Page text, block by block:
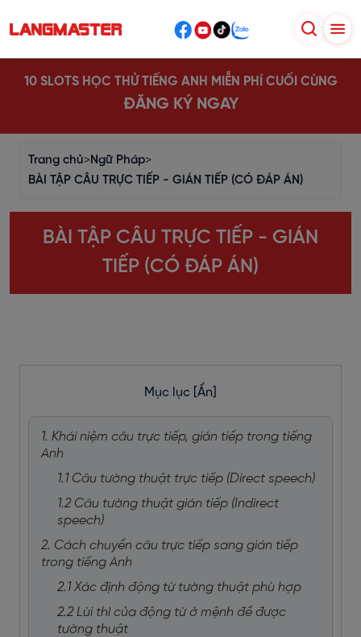
10 SLOTS HỌC THỬ TIẾNG ANH MIỄN PHÍ CUỐI CÙNG
ĐĂNG KÝ NGAY
Trang chủ>Ngữ Pháp>
BÀI TẬP CÂU TRỰC TIẾP - GIÁN TIẾP (CÓ ĐÁP ÁN)
BÀI TẬP CÂU TRỰC TIẾP - GIÁN
TIẾP (CÓ ĐÁP ÁN)
Mục lục [Ẩn]
1. Khái niệm câu trực tiếp, gián tiếp trong tiếng
Anh
1.1 Câu tường thuật trực tiếp (Direct speech)
1.2 Câu tường thuật gián tiếp (Indirect
speech)
2. Cách chuyển câu trực tiếp sang gián tiếp
trong tiếng Anh
2.1 Xác định động từ tường thuật phù hợp
2.2 Lùi thì của động từ ở mệnh đề được
tường thuật